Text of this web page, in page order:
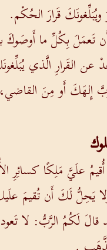
قَرارَ الحُكْم.
تَعمَلَ بِكُلِّ ما أَوصَوكَ
القَرارِ الَّذي
أَو مِنَ القاضي،
علَيَّ مَلِكًا كسائِرِ
يَحِلُّ لَكَ أَن تُقيمَ
لَكُمُ الرَّبُّ: لا